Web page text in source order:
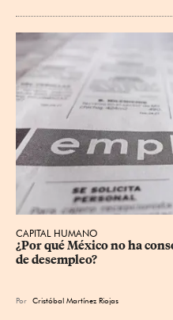
CAPITAL HUMANO
¿Por qué México no ha
de desempleo?
Por Cristóbal Martínez Riojas